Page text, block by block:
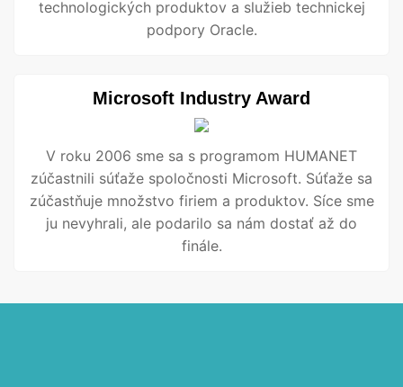
technologických produktov a služieb technickej
podpory Oracle.
Microsoft Industry Award
V roku 2006 sme sa s programom HUMANET
zúčastnili súťaže spoločnosti Microsoft. Súťaže sa
zúčastňuje množstvo firiem a produktov. Síce sme
ju nevyhrali, ale podarilo sa nám dostať až do
finále.